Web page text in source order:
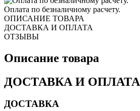
Оплата по безналичному расчету.
ОПИСАНИЕ ТОВАРА
ДОСТАВКА И ОПЛАТА
ОТЗЫВЫ
Описание товара
ДОСТАВКА И ОПЛАТА
ДОСТАВКА